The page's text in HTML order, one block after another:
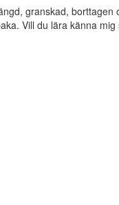
granskad,
Vill du lära känna